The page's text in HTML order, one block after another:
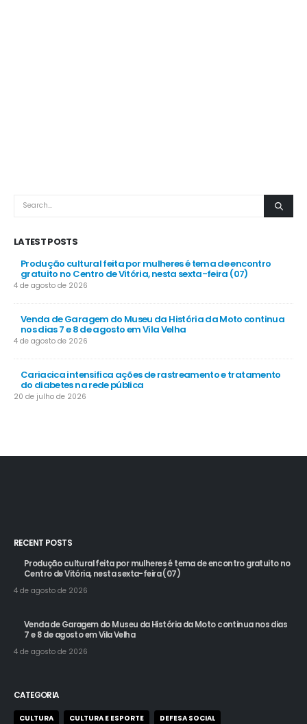
LATEST POSTS
Produção cultural feita por mulheres é tema de encontro
gratuito no Centro de Vitória, nesta sexta-feira (07)
4 de agosto de 2026
Venda de Garagem do Museu da História da Moto continua
nos dias 7 e 8 de agosto em Vila Velha
4 de agosto de 2026
Cariacica intensifica ações de rastreamento e tratamento
do diabetes na rede pública
20 de julho de 2026
RECENT POSTS
Produção cultural feita por mulheres é tema de encontro gratuito no
Centro de Vitória, nesta sexta-feira (07)
4 de agosto de 2026
Venda de Garagem do Museu da História da Moto continua nos dias
7 e 8 de agosto em Vila Velha
4 de agosto de 2026
CATEGORIA
CULTURA CULTURA E ESPORTE DEFESA SOCIAL